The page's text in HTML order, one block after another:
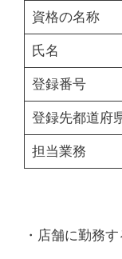
資格の名称
氏名
登録番号
登録先都道府
担当業務
・店舗に勤務